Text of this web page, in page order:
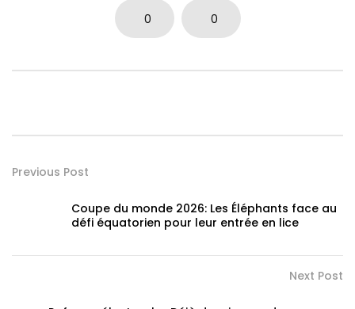
0 0
Previous Post
Coupe du monde 2026: Les Éléphants face au
défi équatorien pour leur entrée en lice
Next Post